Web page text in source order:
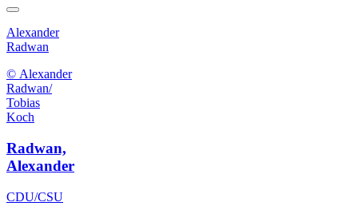
Alexander
Radwan
© Alexander
Radwan/
Tobias
Koch
Radwan,
Alexander
CDU/CSU